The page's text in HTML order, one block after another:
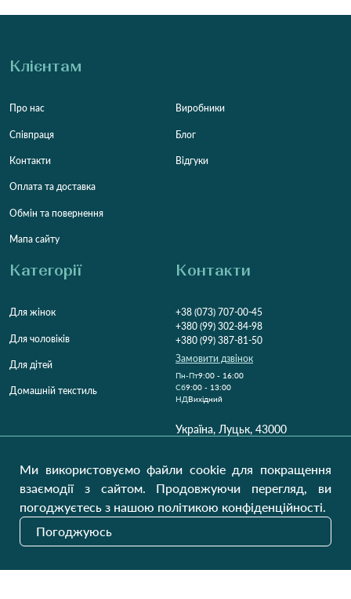
Клієнтам
Про нас
Співпраця
Контакти
Оплата та доставка
Обмін та повернення
Мапа сайту
Виробники
Блог
Відгуки
Категорії
Для жінок
Для чоловіків
Для дітей
Домашній текстиль
Контакти
+38 (073) 707-00-45
+380 (99) 302-84-98
+380 (99) 387-81-50
Замовити дзвінок
Пн-Пт9:00 - 16:00
Cб9:00 - 13:00
НДВихідний
Україна, Луцьк, 43000
Наші оновлення
Ми використовуємо файли cookie для покращення
взаємодії з сайтом. Продовжуючи перегляд, ви
погоджуєтесь з нашою політикою конфіденційності.
Погоджуюсь